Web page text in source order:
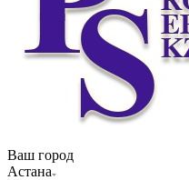
Ваш город
Астана